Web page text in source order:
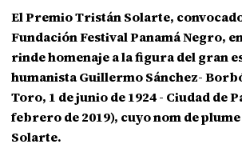
El Premio Tristán Solarte,
Fundación Festival Panamá Negro,
rinde homenaje a la figura del gran
humanista Guillermo Sánchez-
Toro, 1 de junio de 1924 - Ciudad de
febrero de 2019), cuyo nom de
Solarte.